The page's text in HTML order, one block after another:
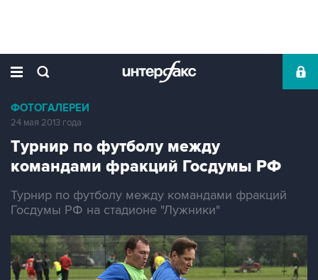
ФОТОГАЛЕРЕИ
24 мая 2013 года
Турнир по футболу между
командами фракций Госдумы РФ
Турнир по футболу между командами фракций
Госдумы РФ на стадионе "Лужники"